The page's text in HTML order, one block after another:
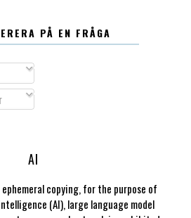
PÅ EN FRÅGA
AI
copying, for the purpose of
(AI), large language model